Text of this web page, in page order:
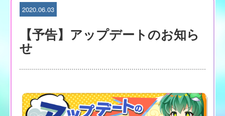
2020.06.03
【予告】アップデートのお知ら
せ